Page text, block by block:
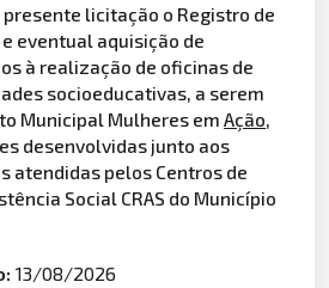
licitação o Registro de
eventual aquisição de
à realização de oficinas de
socioeducativas, a serem
Municipal Mulheres emAção,
desenvolvidas junto aos
atendidas pelos Centros de
Social CRAS do Município
13/08/2026